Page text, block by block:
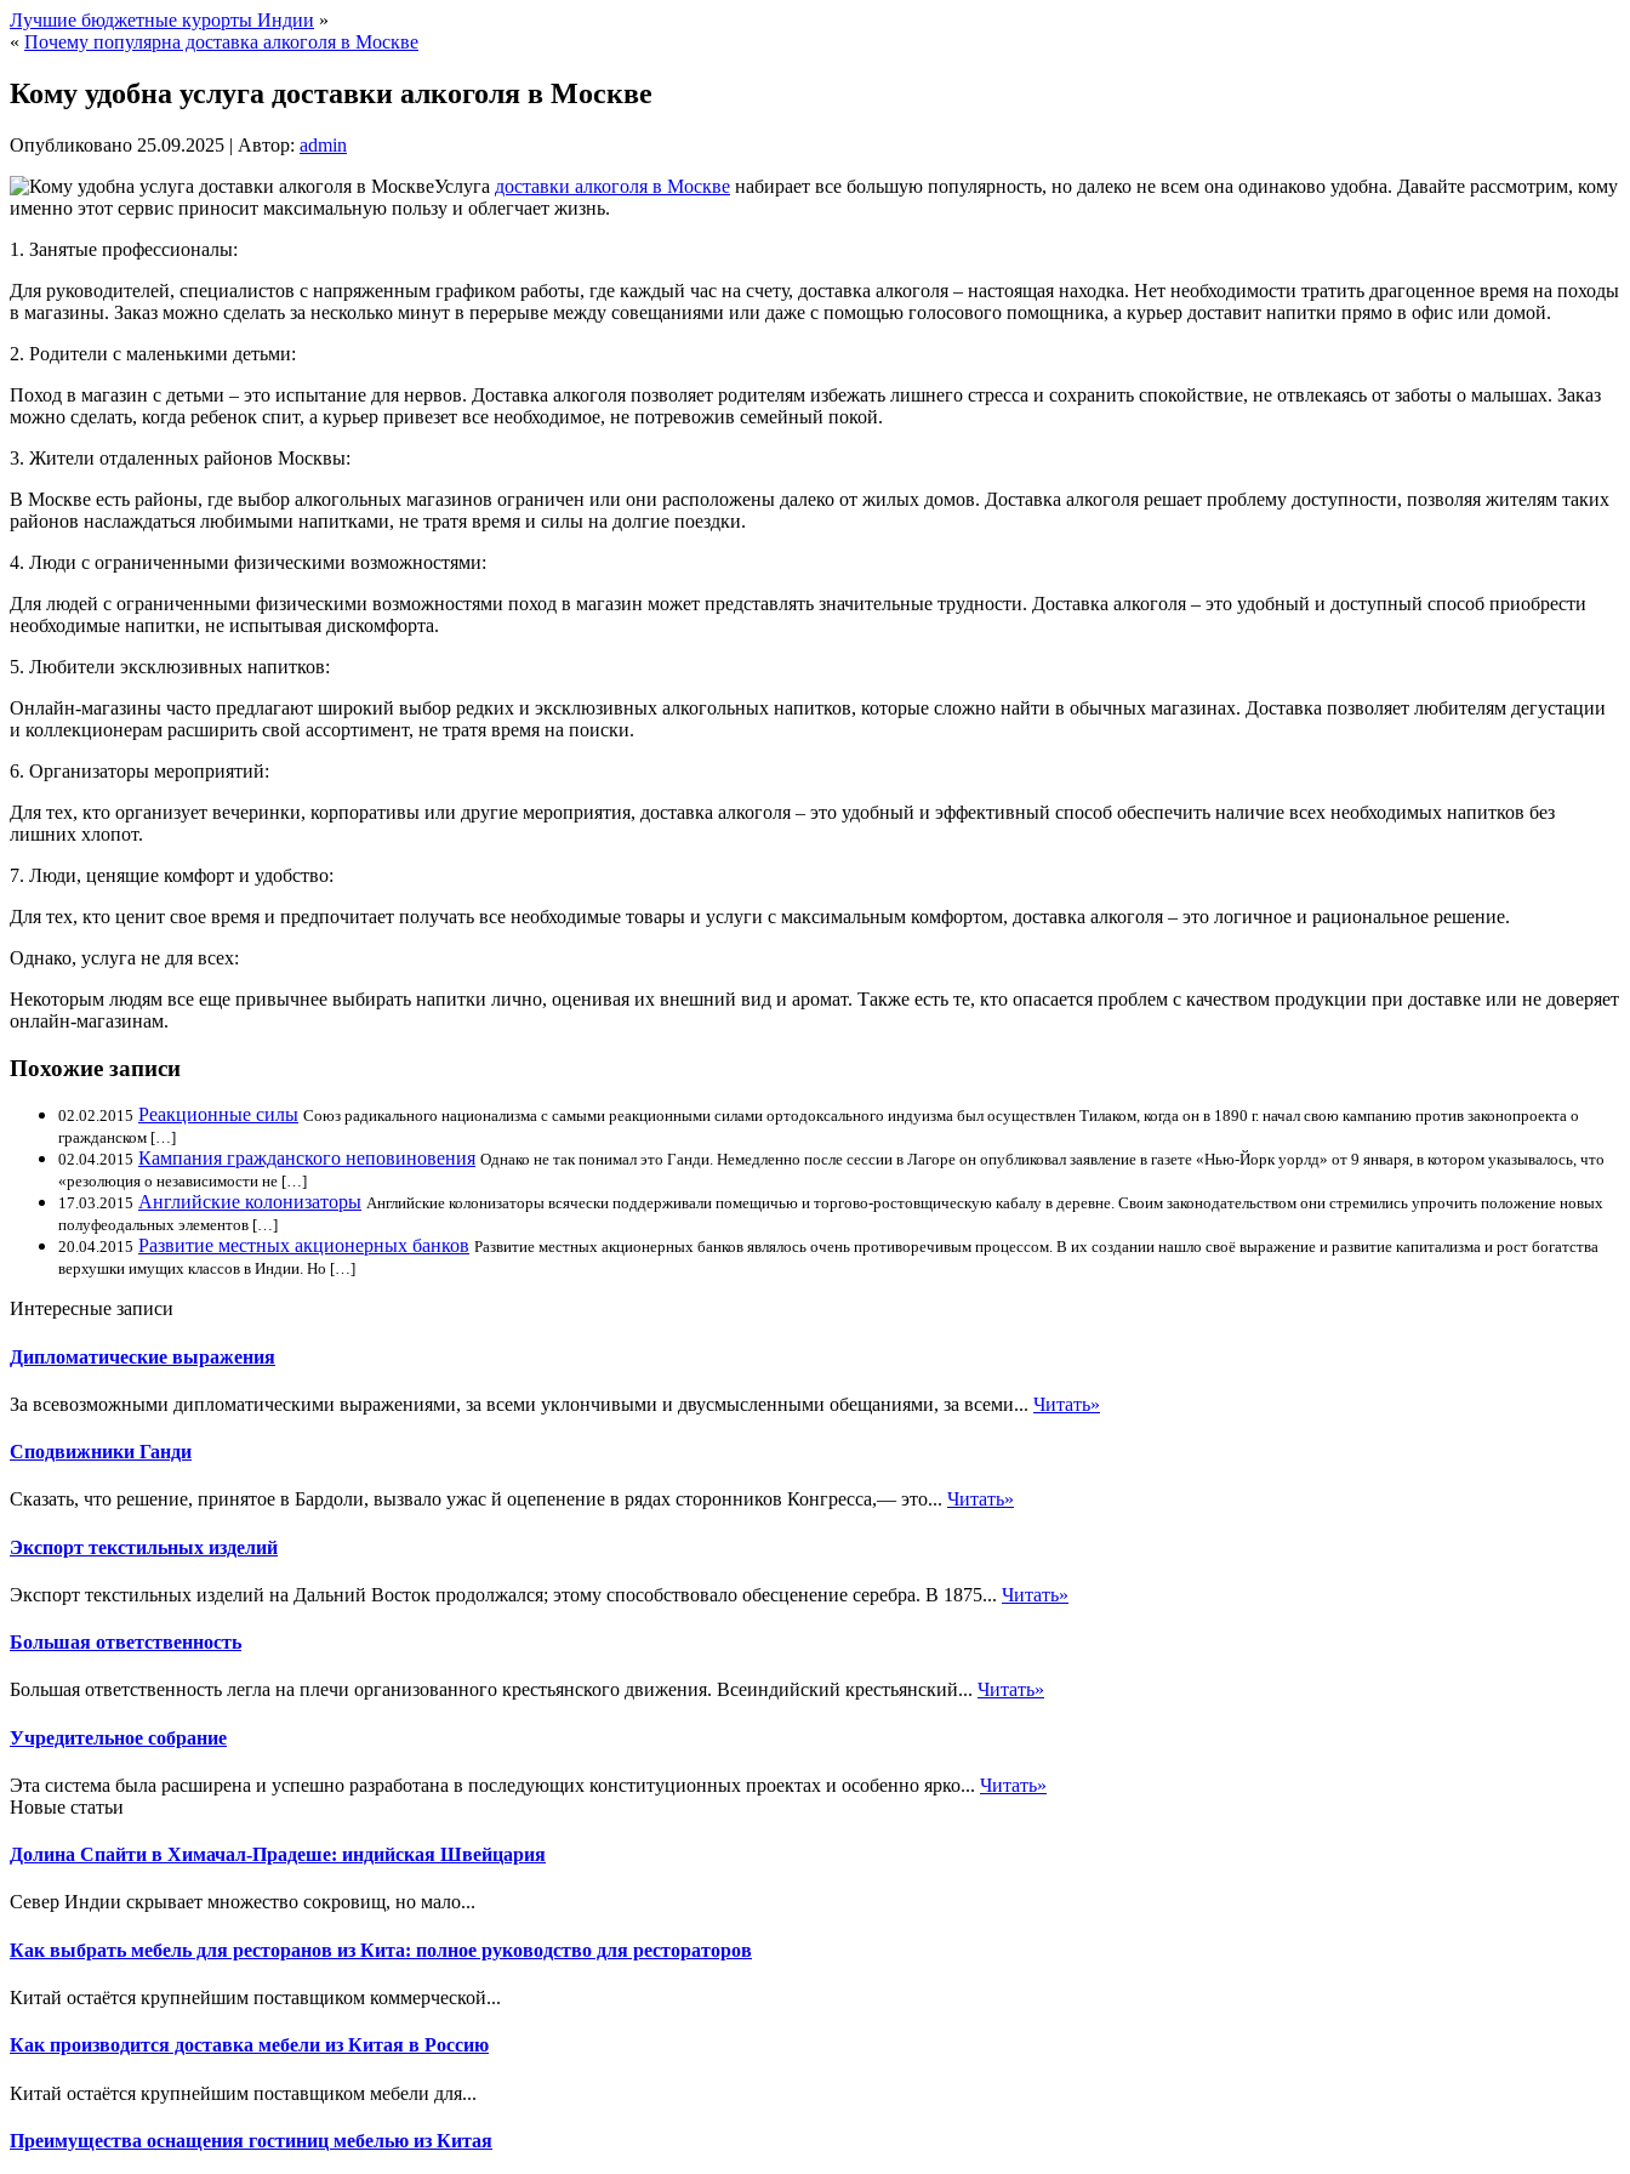
Лучшие бюджетные курорты Индии »
« Почему популярна доставка алкоголя в Москве
Кому удобна услуга доставки алкоголя в Москве
Опубликовано 25.09.2025 | Автор: admin
Услуга доставки алкоголя в Москве набирает все большую популярность, но далеко не всем она одинаково удобна. Давайте рассмотрим, кому
именно этот сервис приносит максимальную пользу и облегчает жизнь.
1. Занятые профессионалы:
Для руководителей, специалистов с напряженным графиком работы, где каждый час на счету, доставка алкоголя – настоящая находка. Нет необходимости тратить драгоценное время на походы
в магазины. Заказ можно сделать за несколько минут в перерыве между совещаниями или даже с помощью голосового помощника, а курьер доставит напитки прямо в офис или домой.
2. Родители с маленькими детьми:
Поход в магазин с детьми – это испытание для нервов. Доставка алкоголя позволяет родителям избежать лишнего стресса и сохранить спокойствие, не отвлекаясь от заботы о малышах. Заказ
можно сделать, когда ребенок спит, а курьер привезет все необходимое, не потревожив семейный покой.
3. Жители отдаленных районов Москвы:
В Москве есть районы, где выбор алкогольных магазинов ограничен или они расположены далеко от жилых домов. Доставка алкоголя решает проблему доступности, позволяя жителям таких
районов наслаждаться любимыми напитками, не тратя время и силы на долгие поездки.
4. Люди с ограниченными физическими возможностями:
Для людей с ограниченными физическими возможностями поход в магазин может представлять значительные трудности. Доставка алкоголя – это удобный и доступный способ приобрести
необходимые напитки, не испытывая дискомфорта.
5. Любители эксклюзивных напитков:
Онлайн-магазины часто предлагают широкий выбор редких и эксклюзивных алкогольных напитков, которые сложно найти в обычных магазинах. Доставка позволяет любителям дегустации
и коллекционерам расширить свой ассортимент, не тратя время на поиски.
6. Организаторы мероприятий:
Для тех, кто организует вечеринки, корпоративы или другие мероприятия, доставка алкоголя – это удобный и эффективный способ обеспечить наличие всех необходимых напитков без
лишних хлопот.
7. Люди, ценящие комфорт и удобство:
Для тех, кто ценит свое время и предпочитает получать все необходимые товары и услуги с максимальным комфортом, доставка алкоголя – это логичное и рациональное решение.
Однако, услуга не для всех:
Некоторым людям все еще привычнее выбирать напитки лично, оценивая их внешний вид и аромат. Также есть те, кто опасается проблем с качеством продукции при доставке или не доверяет
онлайн-магазинам.
Похожие записи
02.02.2015 Реакционные силы Союз радикального национализма с самыми реакционными силами ортодоксального индуизма был осуществлен Тилаком, когда он в 1890 г. начал свою кампанию против законопроекта о
гражданском […]
02.04.2015 Кампания гражданского неповиновения Однако не так понимал это Ганди. Немедленно после сессии в Лагоре он опубликовал заявление в газете «Нью-Йорк уорлд» от 9 января, в котором указывалось, что
«резолюция о независимости не […]
17.03.2015 Английские колонизаторы Английские колонизаторы всячески поддерживали помещичью и торгово-ростовщическую кабалу в деревне. Своим законодательством они стремились упрочить положение новых
полуфеодальных элементов […]
20.04.2015 Развитие местных акционерных банков Развитие местных акционерных банков являлось очень противоречивым процессом. В их создании нашло своё выражение и развитие капитализма и рост богатства
верхушки имущих классов в Индии. Но […]
Интересные записи
Дипломатические выражения
За всевозможными дипломатическими выражениями, за всеми уклончивыми и двусмысленными обещаниями, за всеми... Читать»
Сподвижники Ганди
Сказать, что решение, принятое в Бардоли, вызвало ужас й оцепенение в рядах сторонников Конгресса,— это... Читать»
Экспорт текстильных изделий
Экспорт текстильных изделий на Дальний Восток продолжался; этому способствовало обесценение серебра. В 1875... Читать»
Большая ответственность
Большая ответственность легла на плечи организованного крестьянского движения. Всеиндийский крестьянский... Читать»
Учредительное собрание
Эта система была расширена и успешно разработана в последующих конституционных проектах и особенно ярко... Читать»
Новые статьи
Долина Спайти в Химачал-Прадеше: индийская Швейцария
Север Индии скрывает множество сокровищ, но мало...
Как выбрать мебель для ресторанов из Кита: полное руководство для рестораторов
Китай остаётся крупнейшим поставщиком коммерческой...
Как производится доставка мебели из Китая в Россию
Китай остаётся крупнейшим поставщиком мебели для...
Преимущества оснащения гостиниц мебелью из Китая